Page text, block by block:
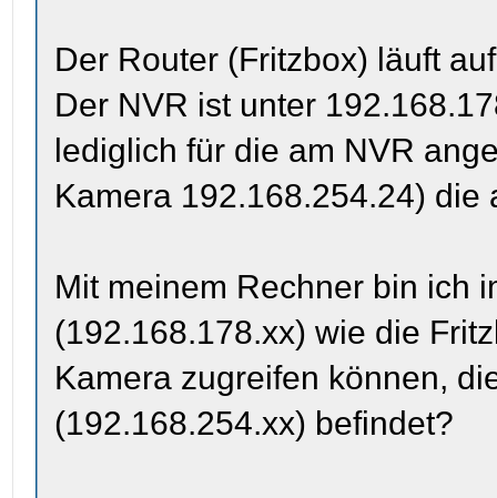
Der Router (Fritzbox) läuft
Der NVR ist unter
lediglich für die am NVR
Kamera 192.168.254.24)
Mit meinem Rechner bin ich
(192.168.178.xx) wie die
Kamera zugreifen können,
(192.168.254.xx) befindet?